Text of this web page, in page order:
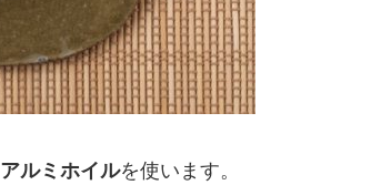
アルミホイルを使います。